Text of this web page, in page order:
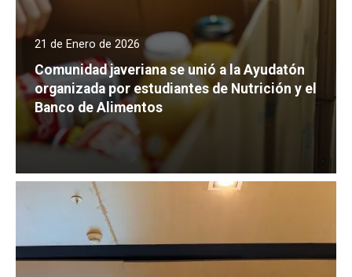
21 de Enero de 2026
Comunidad javeriana se unió a la Ayudatón
organizada por estudiantes de Nutrición y el
Banco de Alimentos